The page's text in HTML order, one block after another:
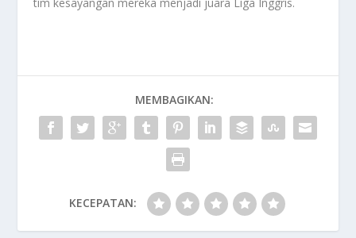
MEMBAGIKAN:
KECEPATAN: